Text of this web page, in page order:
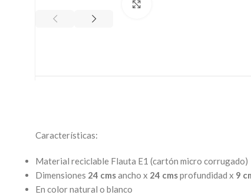
Características:
Material reciclable Flauta E1 (cartón micro corrugado)
Dimensiones 24 cmsancho x 24 cmsprofundidad x 9
En color natural o blanco